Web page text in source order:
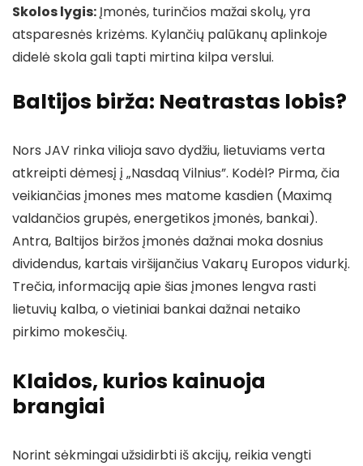
Skolos lygis:Įmonės, turinčios mažai skolų, yra
atsparesnės krizėms. Kylančių palūkanų aplinkoje
didelė skola gali tapti mirtina kilpa verslui.
Baltijos birža: Neatrastas lobis?
Nors JAV rinka vilioja savo dydžiu, lietuviams verta
atkreipti dėmesį į „Nasdaq Vilnius”. Kodėl? Pirma, čia
veikiančias įmones mes matome kasdien (Maximą
valdančios grupės, energetikos įmonės, bankai).
Antra, Baltijos biržos įmonės dažnai moka dosnius
dividendus, kartais viršijančius Vakarų Europos vidurkį.
Trečia, informaciją apie šias įmones lengva rasti
lietuvių kalba, o vietiniai bankai dažnai netaiko
pirkimo mokesčių.
Klaidos, kurios kainuoja
brangiai
Norint sėkmingai užsidirbti iš akcijų, reikia vengti